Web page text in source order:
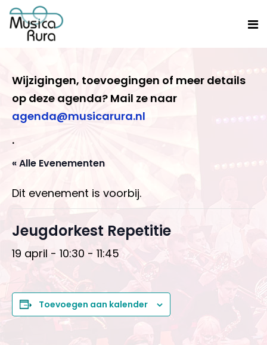
Wijzigingen, toevoegingen of meer details
op deze agenda? Mail ze naar
agenda@musicarura.nl
.
« Alle Evenementen
Dit evenement is voorbij.
Jeugdorkest Repetitie
19 april - 10:30 - 11:45
Toevoegen aan kalender